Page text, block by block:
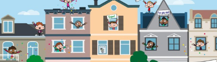
CITY DEAL
MAGAZINES